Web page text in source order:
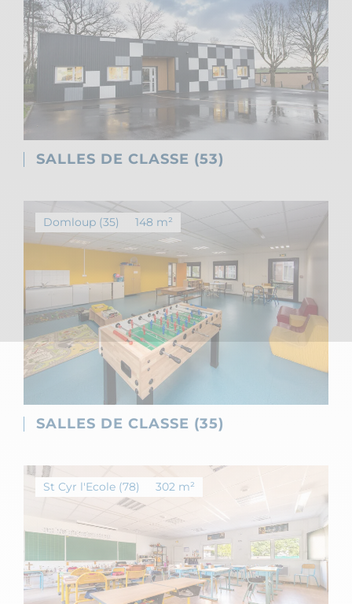
SALLES DE CLASSE (53)
SALLES DE CLASSE (35)
Domloup (35) 148 m²
St Cyr l'Ecole (78) 302 m²